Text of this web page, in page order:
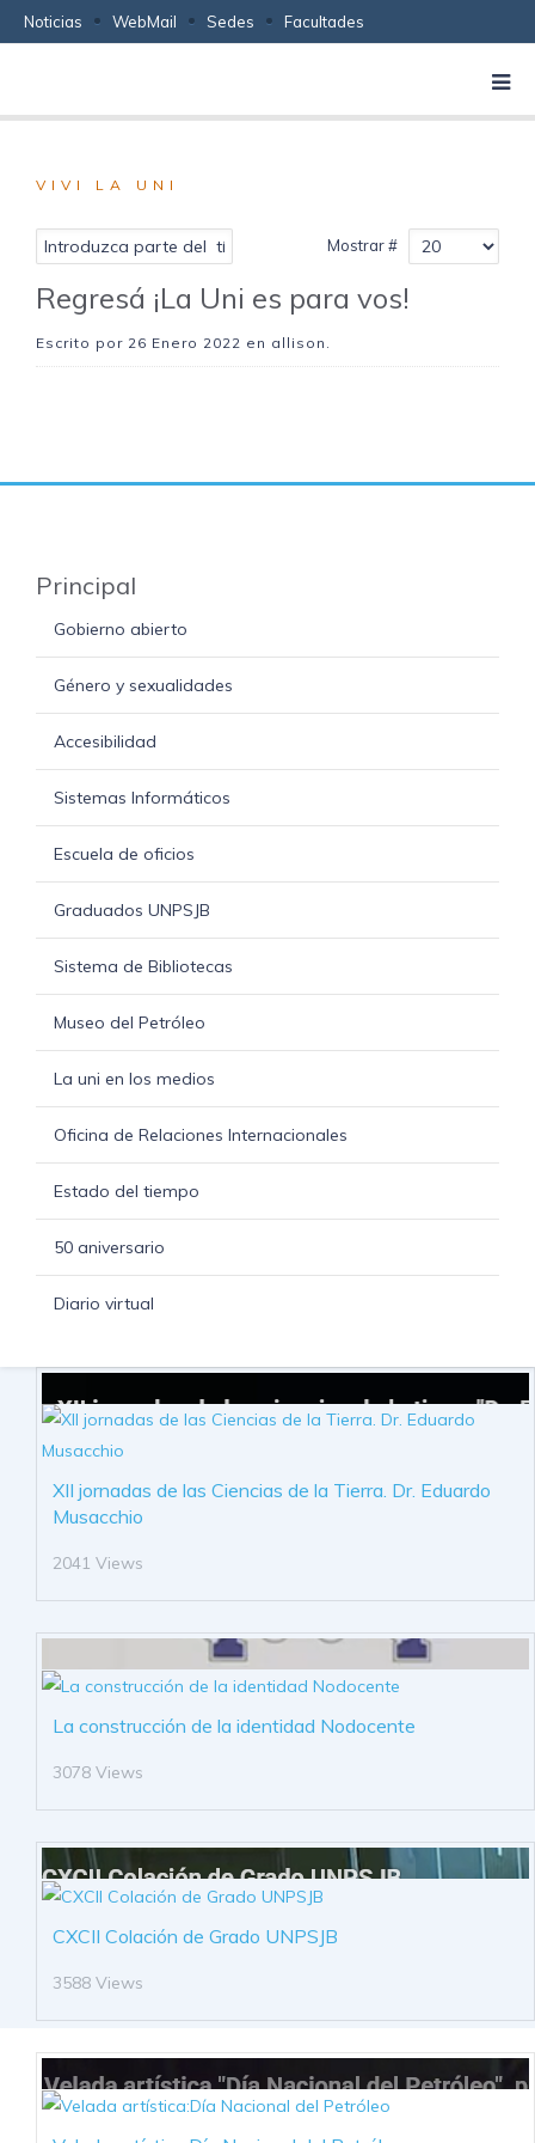
Noticias WebMail Sedes Facultades
VIVI LA UNI
Mostrar #
Regresá ¡La Uni es para vos!
Escrito por 26 Enero 2022 en allison.
Principal
Gobierno abierto
Género y sexualidades
Accesibilidad
Sistemas Informáticos
Escuela de oficios
Graduados UNPSJB
Sistema de Bibliotecas
Museo del Petróleo
La uni en los medios
Oficina de Relaciones Internacionales
Estado del tiempo
50 aniversario
Diario virtual
XII jornadas de las Ciencias de la Tierra. Dr. Eduardo
Musacchio
2041 Views
La construcción de la identidad Nodocente
3078 Views
CXCII Colación de Grado UNPSJB
3588 Views